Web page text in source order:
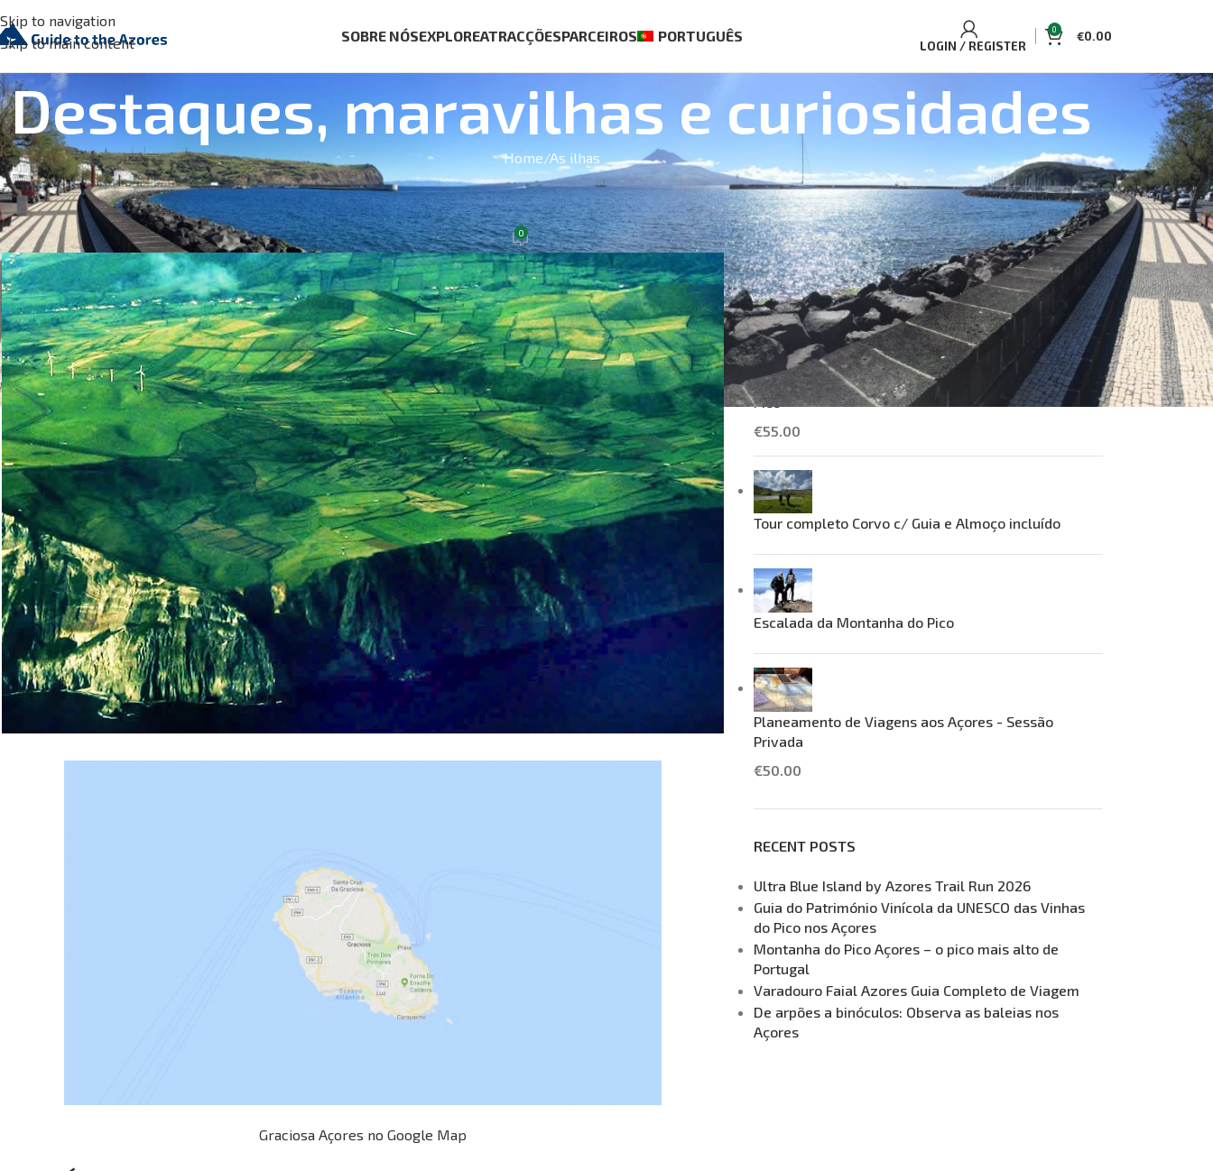
Skip to navigation
Skip to main content
SOBRE NÓSEXPLOREATRACÇÕESPARCEIROS PORTUGUÊS
LOGIN / REGISTER
0 €0.00
Destaques, maravilhas e curiosidades
Home As ilhas
AS ILHAS,GRACIOSA
Ilha Graciosa (a Ilha Branca)
Posted by AguaplanoOn 2 de Dezembro, 2020 0
Graciosa Açores no Google Map
BEST SELLING TOURS AND ACCOMMODATIONS
Casa Aguaplano Casa de campo acolhedora
€70.00 Single/Double
Passeio de Observação de Baleias e Golfinhos Ilha do
Pico
€55.00
Tour completo Corvo c/ Guia e Almoço incluído
Escalada da Montanha do Pico
Planeamento de Viagens aos Açores - Sessão
Privada
€50.00
RECENT POSTS
Ultra Blue Island by Azores Trail Run 2026
Guia do Património Vinícola da UNESCO das Vinhas
do Pico nos Açores
Montanha do Pico Açores – o pico mais alto de
Portugal
Varadouro Faial Azores Guia Completo de Viagem
De arpões a binóculos: Observa as baleias nos
Açores